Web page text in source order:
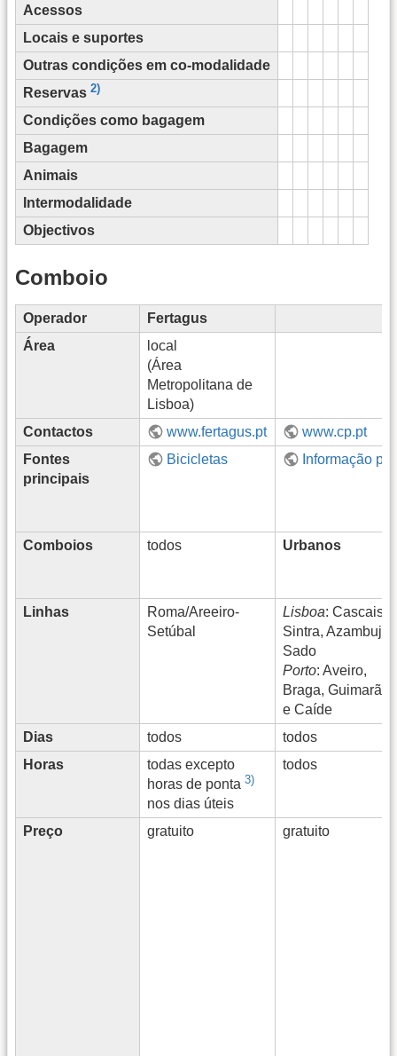
Acessos
Locais e suportes
Outras condições em co-modalidade
Reservas 2)
Condições como bagagem
Bagagem
Animais
Intermodalidade
Objectivos
Comboio
Operador
Fertagus
Área
local
(Área
Metropolitana de
Lisboa)
Contactos
www.fertagus.pt
www.cp.pt
Fontes
principais
Bicicletas Informação
Comboios todos Urbanos
Linhas
Roma/Areeiro-
Setúbal
Lisboa: Cascais,
Sintra, Azambuja
Sado
Porto: Aveiro,
Braga, Guimarães
e Caíde
Dias
todos
todos
Horas
todas excepto
horas de ponta 3)
nos dias úteis
todos
Preço gratuito gratuito